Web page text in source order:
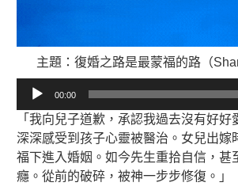
主題：復婚之路是最蒙福的路（
播
放
器
00:00
「我向兒子道歉，承認我過去沒有好
深深感受到孩子心靈被醫治。女兒出嫁
福下進入婚姻。如今先生重拾自信，甚
癮。從前的破碎，被神一步步修復。」